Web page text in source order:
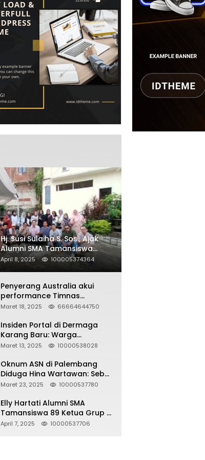
Hj. Susi Sulaiha S. Sos., Ajak
Alumni SMA Tamansiswa
Palembang Angkatan 91 Halal
Bihalal
April 8, 2025 100005374364
Penyerang Australia akui
performance Timnas
Indonesia
Maret 18, 2025 66664644750
Insiden Portal di Dermaga
Karang Baru: Warga
Klarifikasi dan Kritik
Akurat
Maret 13, 2025 10000538028
Oknum ASN di Palembang
Diduga Hina Wartawan: Sebut
Profesi Jurnalis Hanya
Berujung Dugaan
Pelanggaran UU ITE!
Maret 23, 2025 10000537780
Elly Hartati Alumni SMA
Tamansiswa 89 Ketua Grup S
4 Laksanakan Giat
April 7, 2025 10000537706